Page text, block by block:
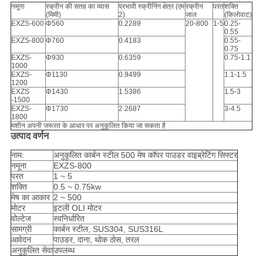
नमूना
स्क्रीन की सतह का व्यास
(मिमी)
प्रभावी स्क्रीनिंग क्षेत्र (एम
2)
स्क्रीन
जाल
परतशक्ति
(किलोवाट)
EXZS-600 Φ560 0.2289 20-800 1-50.25-
0.55
EXZS-800 Φ760 0.4183
0.55-
0.75
EXZS-
1000
Φ930 0.6359 0.75-1.1
EXZS-
1200
Φ1130 0.9499 1.1-1.5
EXZS
-1500
Φ1430 1.5386 1.5-3
EXZS-
1800
Φ1730 2.2687 3-4.5
मशीन अपनी जरूरत के आधार पर अनुकूलित किया जा सकता है
उत्पाद वर्णन
नाम:
अनुकूलित कार्बन स्टील 500 मेष कॉपर पाउडर वाइब्रेटिंग सिफ्टर
नमूना
EXZS-800
परत
1 ~ 5
शक्ति
0.5 ~ 0.75kw
मेष का आकार 2 ~ 500
मोटर
इटली OLI मोटर
वोल्टेज
स्वनिर्धारित
सामग्री
कार्बन स्टील, SUS304, SUS316L
आवेदन
पाउडर, दाना, थोक ठोस, तरल
अनुकूलित सेवाउपलब्ध